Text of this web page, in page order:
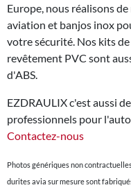
Europe, nous réalisons
aviation et banjos inox
votre sécurité. Nos kits
revêtement PVC sont
d'ABS.
EZDRAULIX c'est aussi
professionnels pour
Contactez-nous
Photos génériques non
durites avia sur mesure sont